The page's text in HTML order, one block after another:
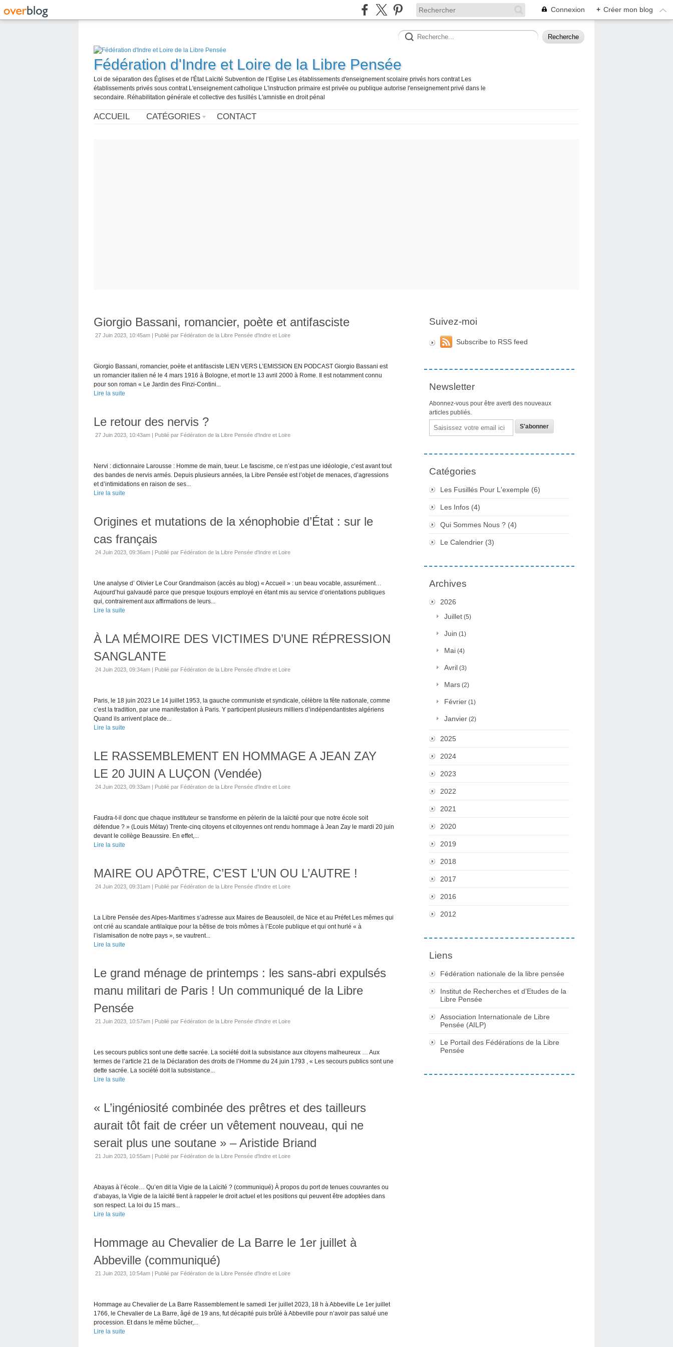
Connexion + Créer mon blog
Fédération d'Indre et Loire de la Libre Pensée
Loi de séparation des Églises et de l'État Laïcité Subvention de l’Eglise Les établissements d'enseignement scolaire privés hors contrat Les
établissements privés sous contrat L'enseignement catholique L'instruction primaire est privée ou publique autorise l'enseignement privé dans le
secondaire. Réhabilitation générale et collective des fusillés L'amnistie en droit pénal
ACCUEIL CATÉGORIES CONTACT
Giorgio Bassani, romancier, poète et antifasciste
27 Juin 2023, 10:45am | Publié par Fédération de la Libre Pensée d'Indre et Loire
Giorgio Bassani, romancier, poète et antifasciste LIEN VERS L’EMISSION EN PODCAST Giorgio Bassani est
un romancier italien né le 4 mars 1916 à Bologne, et mort le 13 avril 2000 à Rome. Il est notamment connu
pour son roman « Le Jardin des Finzi-Contini...
Lire la suite
Le retour des nervis ?
27 Juin 2023, 10:43am | Publié par Fédération de la Libre Pensée d'Indre et Loire
Nervi : dictionnaire Larousse : Homme de main, tueur. Le fascisme, ce n’est pas une idéologie, c’est avant tout
des bandes de nervis armés. Depuis plusieurs années, la Libre Pensée est l’objet de menaces, d’agressions
et d’intimidations en raison de ses...
Lire la suite
Origines et mutations de la xénophobie d’État : sur le
cas français
24 Juin 2023, 09:36am | Publié par Fédération de la Libre Pensée d'Indre et Loire
Une analyse d’ Olivier Le Cour Grandmaison (accès au blog) « Accueil » : un beau vocable, assurément…
Aujourd’hui galvaudé parce que presque toujours employé en étant mis au service d’orientations publiques
qui, contrairement aux affirmations de leurs...
Lire la suite
À LA MÉMOIRE DES VICTIMES D’UNE RÉPRESSION
SANGLANTE
24 Juin 2023, 09:34am | Publié par Fédération de la Libre Pensée d'Indre et Loire
Paris, le 18 juin 2023 Le 14 juillet 1953, la gauche communiste et syndicale, célèbre la fête nationale, comme
c’est la tradition, par une manifestation à Paris. Y participent plusieurs milliers d’indépendantistes algériens
Quand ils arrivent place de...
Lire la suite
LE RASSEMBLEMENT EN HOMMAGE A JEAN ZAY
LE 20 JUIN A LUÇON (Vendée)
24 Juin 2023, 09:33am | Publié par Fédération de la Libre Pensée d'Indre et Loire
Faudra-t-il donc que chaque instituteur se transforme en pèlerin de la laïcité pour que notre école soit
défendue ? » (Louis Métay) Trente-cinq citoyens et citoyennes ont rendu hommage à Jean Zay le mardi 20 juin
devant le collège Beaussire. En effet,...
Lire la suite
MAIRE OU APÔTRE, C’EST L’UN OU L’AUTRE !
24 Juin 2023, 09:31am | Publié par Fédération de la Libre Pensée d'Indre et Loire
La Libre Pensée des Alpes-Maritimes s’adresse aux Maires de Beausoleil, de Nice et au Préfet Les mêmes qui
ont crié au scandale antilaïque pour la bêtise de trois mômes à l’Ecole publique et qui ont hurlé « à
l’islamisation de notre pays », se vautrent...
Lire la suite
Le grand ménage de printemps : les sans-abri expulsés
manu militari de Paris ! Un communiqué de la Libre
Pensée
21 Juin 2023, 10:57am | Publié par Fédération de la Libre Pensée d'Indre et Loire
Les secours publics sont une dette sacrée. La société doit la subsistance aux citoyens malheureux … Aux
termes de l’article 21 de la Déclaration des droits de l’Homme du 24 juin 1793 , « Les secours publics sont une
dette sacrée. La société doit la subsistance...
Lire la suite
« L’ingéniosité combinée des prêtres et des tailleurs
aurait tôt fait de créer un vêtement nouveau, qui ne
serait plus une soutane » – Aristide Briand
21 Juin 2023, 10:55am | Publié par Fédération de la Libre Pensée d'Indre et Loire
Abayas à l’école… Qu’en dit la Vigie de la Laïcité ? (communiqué) À propos du port de tenues couvrantes ou
d’abayas, la Vigie de la laïcité tient à rappeler le droit actuel et les positions qui peuvent être adoptées dans
son respect. La loi du 15 mars...
Lire la suite
Hommage au Chevalier de La Barre le 1er juillet à
Abbeville (communiqué)
21 Juin 2023, 10:54am | Publié par Fédération de la Libre Pensée d'Indre et Loire
Hommage au Chevalier de La Barre Rassemblement le samedi 1er juillet 2023, 18 h à Abbeville Le 1er juillet
1766, le Chevalier de La Barre, âgé de 19 ans, fut décapité puis brûlé à Abbeville pour n’avoir pas salué une
procession. Et dans le même bûcher,...
Lire la suite
Suivez-moi
Subscribe to RSS feed
Newsletter
Abonnez-vous pour être averti des nouveaux
articles publiés.
Email
Catégories
Les Fusillés Pour L'exemple (6)
Les Infos (4)
Qui Sommes Nous ? (4)
Le Calendrier (3)
Archives
2026
Juillet (5)
Juin (1)
Mai (4)
Avril (3)
Mars (2)
Février (1)
Janvier (2)
2025
2024
2023
2022
2021
2020
2019
2018
2017
2016
2012
Liens
Fédération nationale de la libre pensée
Institut de Recherches et d’Etudes de la
Libre Pensée
Association Internationale de Libre
Pensée (AILP)
Le Portail des Fédérations de la Libre
Pensée